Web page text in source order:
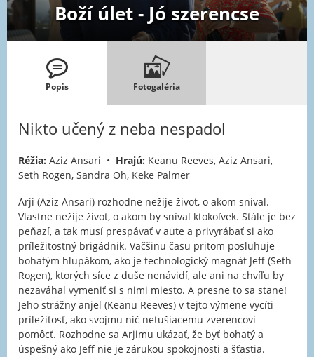
Boží úlet - Jó szerencse
Popis Fotogaléria
Nikto učený z neba nespadol
Réžia: Aziz Ansari • Hrajú: Keanu Reeves, Aziz Ansari,
Seth Rogen, Sandra Oh, Keke Palmer
Arji (Aziz Ansari) rozhodne nežije život, o akom sníval.
Vlastne nežije život, o akom by sníval ktokoľvek. Stále je bez
peňazí, a tak musí prespávať v aute a privyrábať si ako
príležitostný brigádnik. Väčšinu času pritom posluhuje
bohatým hlupákom, ako je technologický magnát Jeff (Seth
Rogen), ktorých síce z duše nenávidí, ale ani na chvíľu by
nezaváhal vymeniť si s nimi miesto. A presne to sa stane!
Jeho strážny anjel (Keanu Reeves) v tejto výmene vycíti
príležitosť, ako svojmu nič netušiacemu zverencovi
pomôcť. Rozhodne sa Arjimu ukázať, že byť bohatý a
úspešný ako Jeff nie je zárukou spokojnosti a šťastia.